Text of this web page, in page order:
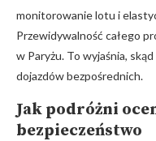
monitorowanie lotu i
Przewidywalność całego
w Paryżu. To wyjaśnia,
dojazdów bezpośrednich.
Jak podróżni
bezpieczeństwo